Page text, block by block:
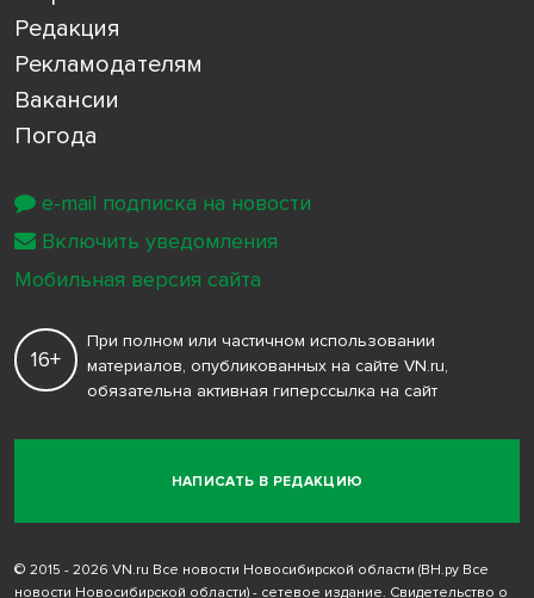
Редакция
Рекламодателям
Вакансии
Погода
НАПИСАТЬ В РЕДАКЦИЮ
16+
При полном или частичном использовании
материалов, опубликованных на сайте VN.ru,
обязательна активная гиперссылка на сайт
© 2015 - 2026 VN.ru Все новости Новосибирской области (ВН.ру Все
новости Новосибирской области) - сетевое издание. Свидетельство о
e-mail подписка на новости
Включить уведомления
Мобильная версия сайта